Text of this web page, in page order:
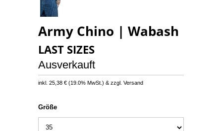
Army Chino | Wabash
LAST SIZES
Ausverkauft
inkl.25,38 € (19.0% MwSt.) & zzgl. Versand
Größe